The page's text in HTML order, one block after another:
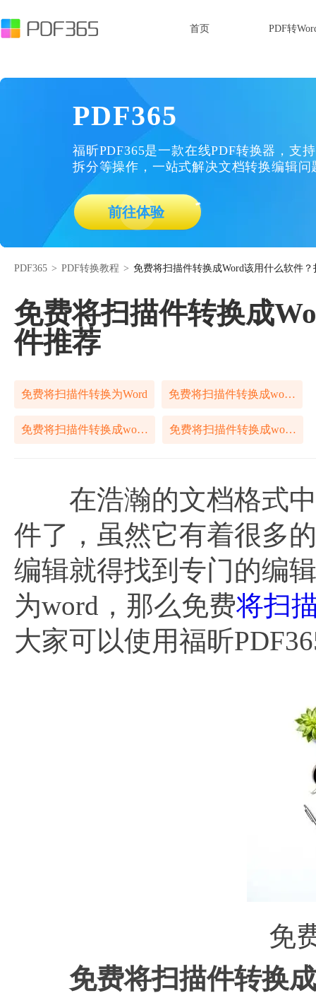
首页 PDF转
PDF365
福昕PDF365是一款在线PDF转换器，支
拆分等操作，一站式解决文档转换编辑问
前往体验
PDF365 > PDF转换教程 > 免费将扫描件转换成Word该用什么软件
免费将扫描件转换成
件推荐
免费将扫描件转换为Word 免费将扫描件转换成word文档
免费将扫描件转换成word文件 免费将扫描件转换成word格式
在浩瀚的文档格式中
件了，虽然它有着很多
编辑就得找到专门的编
为word，那么免费将扫
大家可以使用福昕
免
免费将扫描件转换成